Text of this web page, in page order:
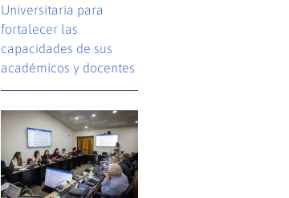
Universitaria para
fortalecer las
capacidades de sus
académicos y docentes